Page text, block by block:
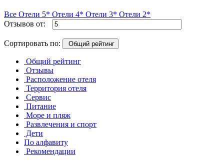
Все Отели 5* Отели 4* Отели 3* Отели 2*
Отзывов от:
Сортировать по: Общий рейтинг
Общий рейтинг
Отзывы
Расположение отеля
Территория отеля
Сервис
Питание
Море и пляж
Развлечения и спорт
Дети
По алфавиту
Рекомендации